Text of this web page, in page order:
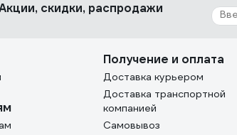
скидки, распродажи
Получение и оплата
Доставка курьером
Доставка транспортной
компанией
Самовывоз